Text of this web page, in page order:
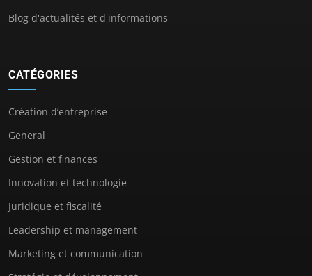
Blog d'actualités et d'informations
CATÉGORIES
Création d’entreprise
General
Gestion et finances
Innovation et technologie
Juridique et fiscalité
Leadership et management
Marketing et communication